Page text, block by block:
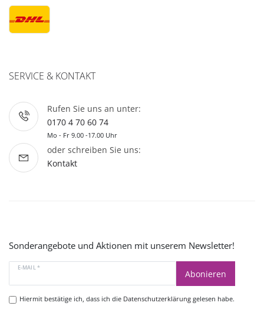
SERVICE & KONTAKT
Rufen Sie uns an unter:
0170 4 70 60 74
Mo - Fr 9.00 -17.00 Uhr
oder schreiben Sie uns:
Kontakt
Sonderangebote und Aktionen mit unserem Newsletter!
E-MAIL *
Abonieren
Hiermit bestätige ich, dass ich die Datenschutzerklärunggelesen habe.